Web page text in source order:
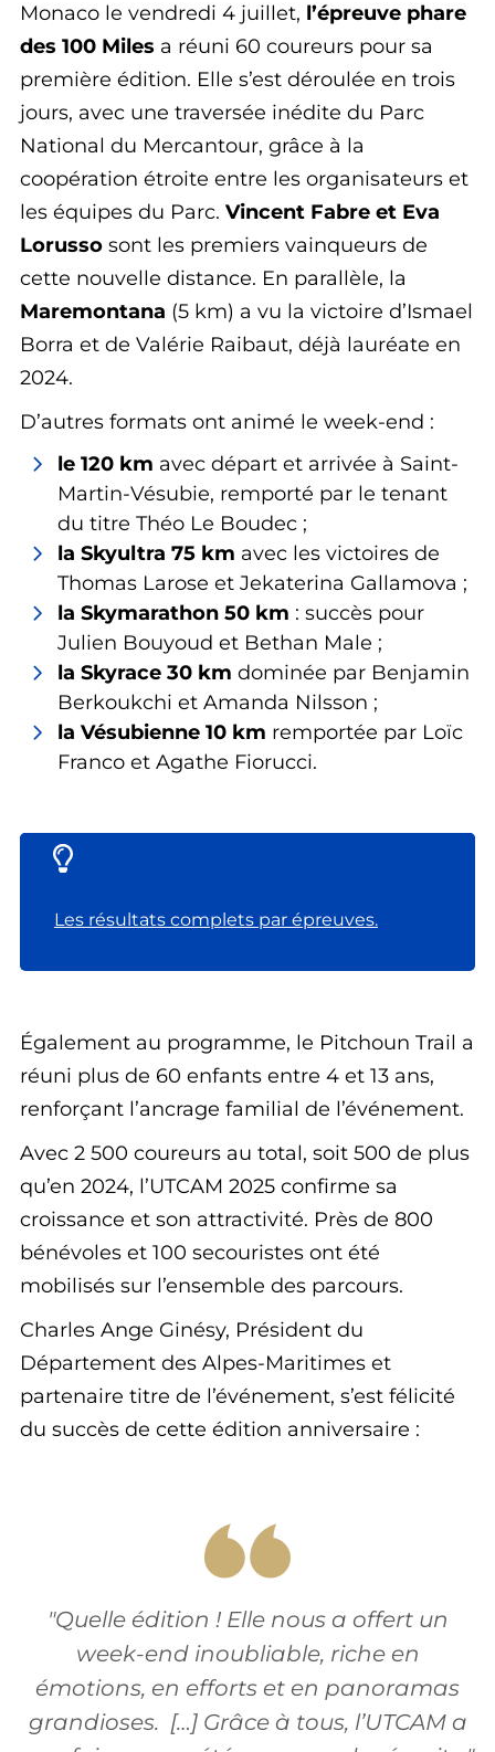
Monaco le vendredi 4 juillet, l’épreuve phare
des 100 Miles a réuni 60 coureurs pour sa
première édition. Elle s’est déroulée en trois
jours, avec une traversée inédite du Parc
National du Mercantour, grâce à la
coopération étroite entre les organisateurs et
les équipes du Parc. Vincent Fabre et Eva
Lorusso sont les premiers vainqueurs de
cette nouvelle distance. En parallèle, la
Maremontana (5 km) a vu la victoire d’Ismael
Borra et de Valérie Raibaut, déjà lauréate en
2024.
D’autres formats ont animé le week-end :
le 120 km avec départ et arrivée à Saint-
Martin-Vésubie, remporté par le tenant
du titre Théo Le Boudec ;
la Skyultra 75 km avec les victoires de
Thomas Larose et Jekaterina Gallamova ;
la Skymarathon 50 km : succès pour
Julien Bouyoud et Bethan Male ;
la Skyrace 30 km dominée par Benjamin
Berkoukchi et Amanda Nilsson ;
la Vésubienne 10 km remportée par Loïc
Franco et Agathe Fiorucci.
Les résultats complets par épreuves.
Également au programme, le Pitchoun Trail a
réuni plus de 60 enfants entre 4 et 13 ans,
renforçant l’ancrage familial de l’événement.
Avec 2 500 coureurs au total, soit 500 de plus
qu’en 2024, l’UTCAM 2025 confirme sa
croissance et son attractivité. Près de 800
bénévoles et 100 secouristes ont été
mobilisés sur l’ensemble des parcours.
Charles Ange Ginésy, Président du
Département des Alpes-Maritimes et
partenaire titre de l’événement, s’est félicité
du succès de cette édition anniversaire :
"Quelle édition ! Elle nous a offert un
week-end inoubliable, riche en
émotions, en efforts et en panoramas
grandioses. […] Grâce à tous, l’UTCAM a